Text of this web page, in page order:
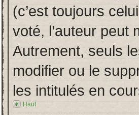
(c’est toujours
voté, l’auteur peut
Autrement, seuls
modifier ou le
les intitulés en
Haut